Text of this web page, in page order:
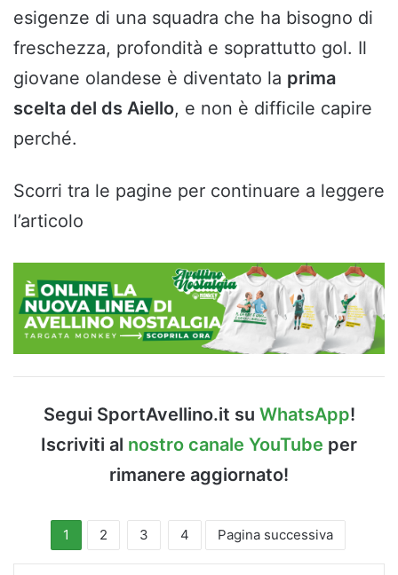
esigenze di una squadra che ha bisogno di
freschezza, profondità e soprattutto gol. Il
giovane olandese è diventato la prima
scelta del ds Aiello, e non è difficile capire
perché.
Scorri tra le pagine per continuare a leggere
l’articolo
Segui SportAvellino.it su WhatsApp!
Iscriviti al nostro canale YouTube per
rimanere aggiornato!
1 2 3 4 Pagina successiva